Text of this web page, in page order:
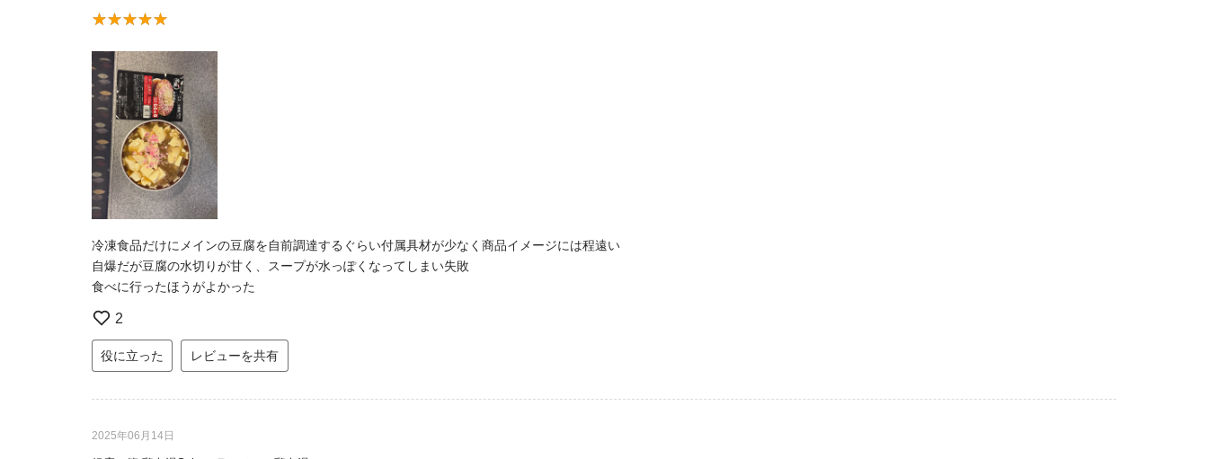
冷凍食品だけにメインの豆腐を自前調達するぐらい付属具材が少なく商品イメージには程遠い
自爆だが豆腐の水切りが甘く、スープが水っぽくなってしまい失敗
食べに行ったほうがよかった
2
役に立った レビューを共有
2025年06月14日